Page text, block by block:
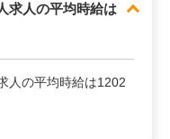
求人の平均時給は
人の平均時給は1202